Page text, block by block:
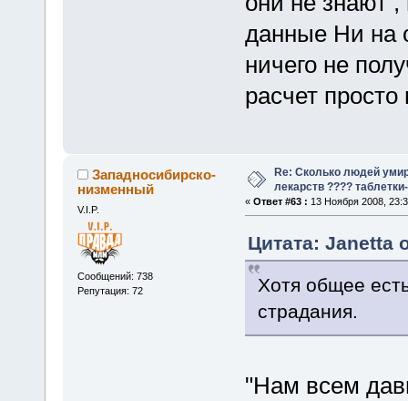
данные Ни на
ничего не
расчет просто
Западносибирско-
низменный
V.I.P.
Сообщений: 738
Репутация: 72
Re: Сколько людей
лекарств ????
« Ответ #63 : 13 Ноября 2008,
Цитата: Janetta
Хотя общее
страдания.
"Нам всем